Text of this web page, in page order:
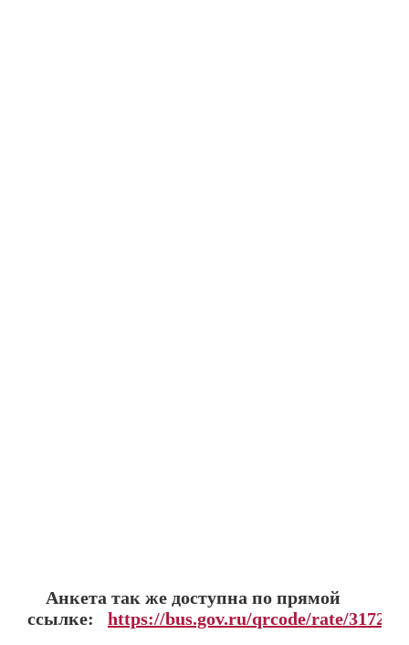
Анкета так же доступна по прямой
ссылке:
https://bus.gov.ru/qrcode/rate/317227